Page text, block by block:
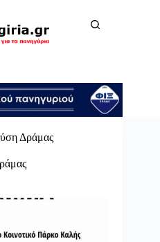
Δράμας